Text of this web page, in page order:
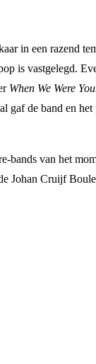
in een razend
is vastgelegd.
When We Were
gaf de band en
bands van het
Johan Cruijf